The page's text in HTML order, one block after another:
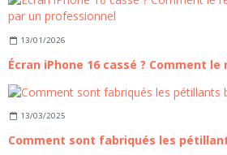
13/01/2026
13/03/2025